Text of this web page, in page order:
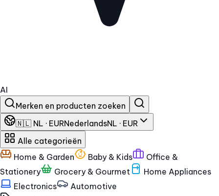
AI
Merken en producten zoeken
🇳🇱 NL · EURNederlandsNL · EUR
Alle categorieën
Home & Garden
Baby & Kids
Office &
Stationery
Grocery & Gourmet
Home Appliances
Electronics
Automotive